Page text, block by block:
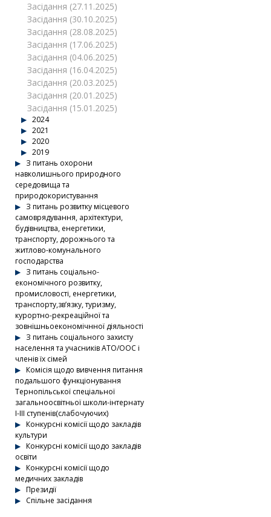
Засідання (27.11.2025)
Засідання (30.10.2025)
Засідання (28.08.2025)
Засідання (17.06.2025)
Засідання (04.06.2025)
Засідання (16.04.2025)
Засідання (20.03.2025)
Засідання (20.01.2025)
Засідання (15.01.2025)
2024
2021
2020
2019
З питань охорони
навколишнього природного
середовища та
природокористування
З питань розвитку місцевого
самоврядування, архітектури,
будівництва, енергетики,
транспорту, дорожнього та
житлово-комунального
господарства
З питань соціально-
економічного розвитку,
промисловості, енергетики,
транспорту,зв’язку, туризму,
курортно-рекреаційної та
зовнішньоекономічнної діяльності
З питань соціального захисту
населення та учасників АТО/ООС і
членів їх сімей
Комісія щодо вивчення питання
подальшого функціонування
Тернопільської спеціальної
загальноосвітньої школи-інтернату
І-ІІІ ступенів(слабочуючих)
Конкурсні комісії щодо закладів
культури
Конкурсні комісії щодо закладів
освіти
Конкурсні комісії щодо
медичних закладів
Президії
Спільне засідання